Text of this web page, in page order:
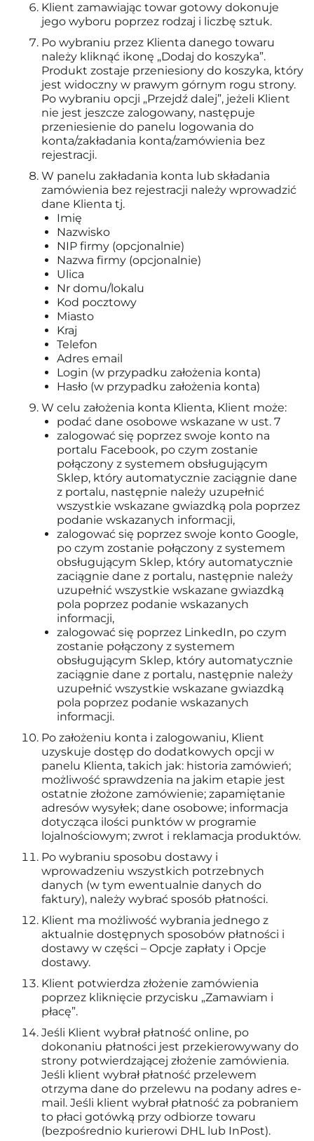
Klient zamawiając towar gotowy dokonuje
jego wyboru poprzez rodzaj i liczbę sztuk.
Po wybraniu przez Klienta danego towaru
należy kliknąć ikonę „Dodaj do koszyka”.
Produkt zostaje przeniesiony do koszyka, który
jest widoczny w prawym górnym rogu strony.
Po wybraniu opcji „Przejdź dalej”, jeżeli Klient
nie jest jeszcze zalogowany, następuje
przeniesienie do panelu logowania do
konta/zakładania konta/zamówienia bez
rejestracji.
W panelu zakładania konta lub składania
zamówienia bez rejestracji należy wprowadzić
dane Klienta tj.
Imię
Nazwisko
NIP firmy (opcjonalnie)
Nazwa firmy (opcjonalnie)
Ulica
Nr domu/lokalu
Kod pocztowy
Miasto
Kraj
Telefon
Adres email
Login (w przypadku założenia konta)
Hasło (w przypadku założenia konta)
W celu założenia konta Klienta, Klient może:
podać dane osobowe wskazane w ust. 7
zalogować się poprzez swoje konto na
portalu Facebook, po czym zostanie
połączony z systemem obsługującym
Sklep, który automatycznie zaciągnie dane
z portalu, następnie należy uzupełnić
wszystkie wskazane gwiazdką pola poprzez
podanie wskazanych informacji,
zalogować się poprzez swoje konto Google,
po czym zostanie połączony z systemem
obsługującym Sklep, który automatycznie
zaciągnie dane z portalu, następnie należy
uzupełnić wszystkie wskazane gwiazdką
pola poprzez podanie wskazanych
informacji,
zalogować się poprzez LinkedIn, po czym
zostanie połączony z systemem
obsługującym Sklep, który automatycznie
zaciągnie dane z portalu, następnie należy
uzupełnić wszystkie wskazane gwiazdką
pola poprzez podanie wskazanych
informacji.
Po założeniu konta i zalogowaniu, Klient
uzyskuje dostęp do dodatkowych opcji w
panelu Klienta, takich jak: historia zamówień;
możliwość sprawdzenia na jakim etapie jest
ostatnie złożone zamówienie; zapamiętanie
adresów wysyłek; dane osobowe; informacja
dotycząca ilości punktów w programie
lojalnościowym; zwrot i reklamacja produktów.
Po wybraniu sposobu dostawy i
wprowadzeniu wszystkich potrzebnych
danych (w tym ewentualnie danych do
faktury), należy wybrać sposób płatności.
Klient ma możliwość wybrania jednego z
aktualnie dostępnych sposobów płatności i
dostawy w części – Opcje zapłaty i Opcje
dostawy.
Klient potwierdza złożenie zamówienia
poprzez kliknięcie przycisku „Zamawiam i
płacę”.
Jeśli Klient wybrał płatność online, po
dokonaniu płatności jest przekierowywany do
strony potwierdzającej złożenie zamówienia.
Jeśli klient wybrał płatność przelewem
otrzyma dane do przelewu na podany adres e-
mail. Jeśli klient wybrał płatność za pobraniem
to płaci gotówką przy odbiorze towaru
(bezpośrednio kurierowi DHL lub InPost).